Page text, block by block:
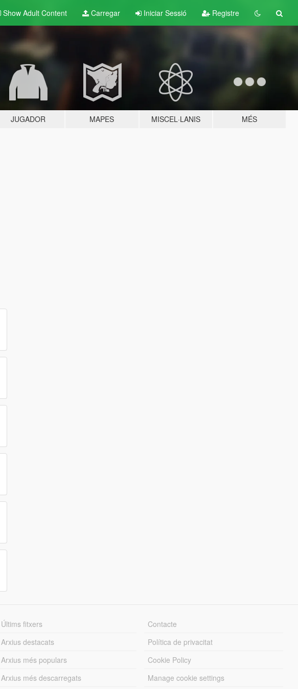
Show Adult Content Carregar Iniciar Sessió Registre
JUGADOR MAPES MISCEL·LANIS MÉS
Últims fitxers
Arxius destacats
Arxius més populars
Arxius més descarregats
Contacte
Política de privacitat
Cookie Policy
Manage cookie settings